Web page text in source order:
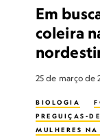
Em
coleira
25 de março de
BIOLOGIA
PREGUIÇAS-
MULHERES NA